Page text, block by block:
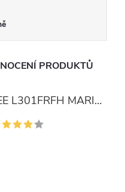
PRODUKTŮ
Dámské rifle LEE L301FRFH MARION STRAIGHT RINSE